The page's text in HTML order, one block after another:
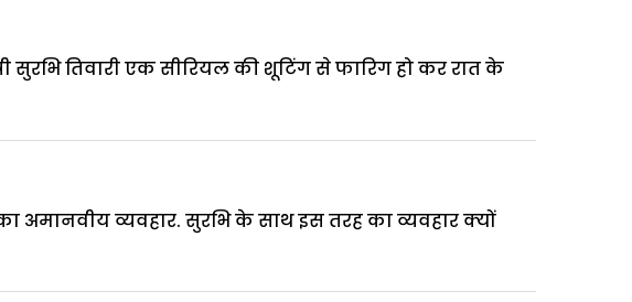
सुरभि तिवारी एक सीरियल की शूटिंग से फारिग हो कर रात के
व्यवहार. सुरभि के साथ इस तरह का व्यवहार क्यों